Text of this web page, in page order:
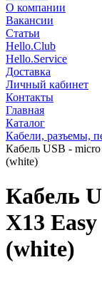
О компании
Вакансии
Статьи
Hello.Club
Hello.Service
Доставка
Личный кабинет
Контакты
Главная
Каталог
Кабели, разъемы,
Кабель USB -
(white)
Кабель
X13
(white)